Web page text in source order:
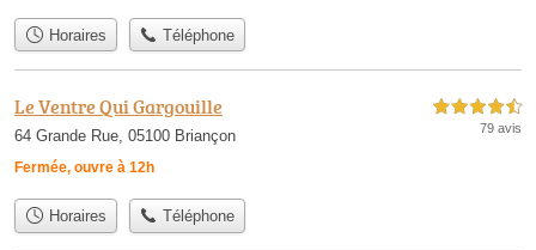
Horaires Téléphone
Le Ventre Qui Gargouille
64 Grande Rue, 05100 Briançon
Fermée, ouvre à 12h
4,5 étoiles sur 5
79 avis
Horaires Téléphone